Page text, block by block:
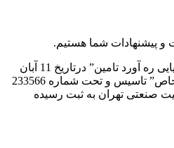
و پیشنهادات شما هستیم.
شرکت در ابتدا تحت نام ”شیمیایی ره آورد تامين” درتاريخ 11 آبان
ماه 1383 به صورت “سهامی خاص” تاسيس و تحت شماره 233566
صنعتی تهران به ثبت رسيده